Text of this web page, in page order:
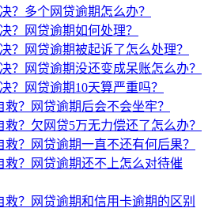
？多个网贷逾期怎么办？
？网贷逾期如何处理？
？网贷逾期被起诉了怎么处理？
？网贷逾期没还变成呆账怎么办？
？网贷逾期10天算严重吗？
？网贷逾期后会不会坐牢？
？欠网贷5万无力偿还了怎么办？
？网贷逾期一直不还有何后果？
救？网贷逾期还不上怎么对待催
救？网贷逾期和信用卡逾期的区别